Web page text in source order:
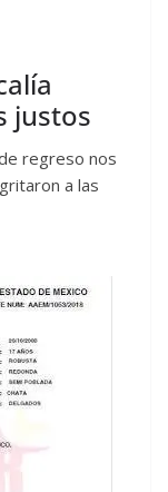
justos
regreso nos
a las